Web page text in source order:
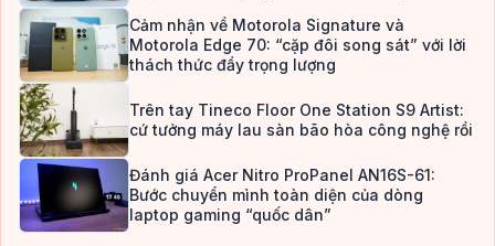
Cảm nhận về Motorola Signature và
Motorola Edge 70: “cặp đôi song sát” với lời
thách thức đầy trọng lượng
Trên tay Tineco Floor One Station S9 Artist:
cứ tưởng máy lau sàn bão hòa công nghệ rồi
Đánh giá Acer Nitro ProPanel AN16S-61:
Bước chuyển mình toàn diện của dòng
laptop gaming “quốc dân”